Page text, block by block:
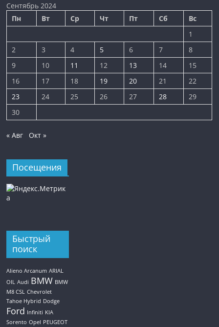
Сентябрь 2024
Пн
Вт Ср Чт Пт Сб
Вс
1
2
3 4 5 6 7
8
9
10 11 12 13 14
15
16
17 18 19 20 21
22
23
24 25 26 27 28
29
30
« Авг Окт »
Посещения
Быстрый
поиск
Alieno Arcanum ARIAL
OIL Audi BMW BMW
M8 CSL Chevrolet
Tahoe Hybrid Dodge
Ford Infiniti KIA
Sorento Opel PEUGEOT